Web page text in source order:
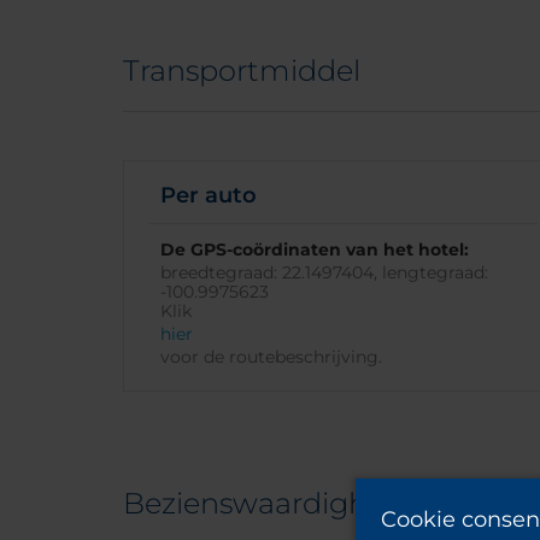
Transportmiddel
Per auto
De GPS-coördinaten van het hotel:
breedtegraad: 22.1497404, lengtegraad:
-100.9975623
Klik
hier
voor de routebeschrijving.
Bezienswaardigheden
Cookie